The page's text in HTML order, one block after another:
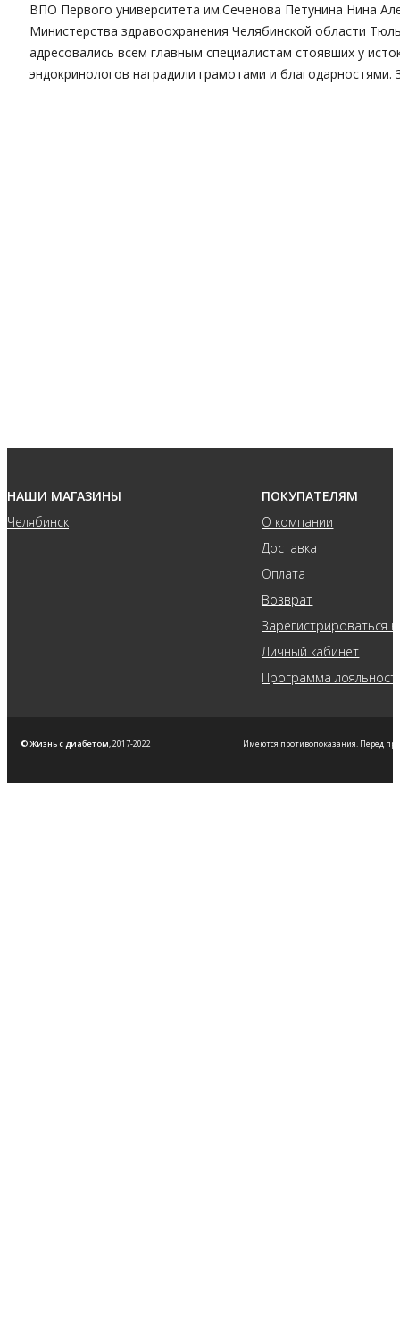
ВПО Первого университета им.Сеченова Петунина Нина
Министерства здравоохранения Челябинской области
адресовались всем главным специалистам стоявших у
эндокринологов наградили грамотами и
НАШИ МАГАЗИНЫ
Челябинск
ПОКУПАТЕЛЯМ
О компании
Доставка
Оплата
Возврат
Зарегистрироваться
Личный кабинет
Программа
© Жизнь с диабетом, 2017-2022 Имеются противопоказания. Перед